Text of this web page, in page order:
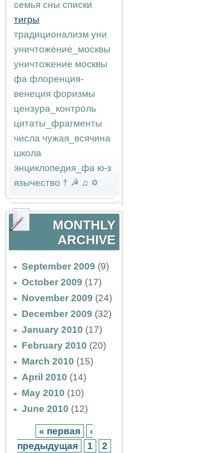
семья сны списки
тигры
традиционализм уни
уничтожение_москвы
уничтожение москвы
фа флоренция-
венеция форизмы
цензура_контроль
цитаты_фрагменты
числа чужая_всячина
школа
энциклопедия_фа ю-з
язычество † ☭ ♫ ✡
MONTHLY
ARCHIVE
September 2009 (9)
October 2009 (17)
November 2009 (24)
December 2009 (32)
January 2010 (17)
February 2010 (20)
March 2010 (15)
April 2010 (14)
May 2010 (10)
June 2010 (12)
« первая
‹
предыдущая
1
2